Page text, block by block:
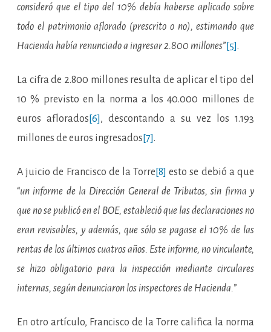
consideró que el tipo del 10% debía haberse aplicado sobre
todo el patrimonio aflorado (prescrito o no), estimando que
Hacienda había renunciado a ingresar 2.800 millones” [5].
La cifra de 2.800 millones resulta de aplicar el tipo del
10 % previsto en la norma a los 40.000 millones de
euros aflorados [6] , descontando a su vez los 1.193
millones de euros ingresados [7].
A juicio de Francisco de la Torre [8] esto se debió a que
“un informe de la Dirección General de Tributos, sin firma y
que no se publicó en el BOE, estableció que las declaraciones no
eran revisables, y además, que sólo se pagase el 10% de las
rentas de los últimos cuatros años. Este informe, no vinculante,
se hizo obligatorio para la inspección mediante circulares
internas, según denunciaron los inspectores de Hacienda.”
En otro artículo, Francisco de la Torre califica la norma